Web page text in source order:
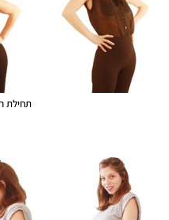
תחילת